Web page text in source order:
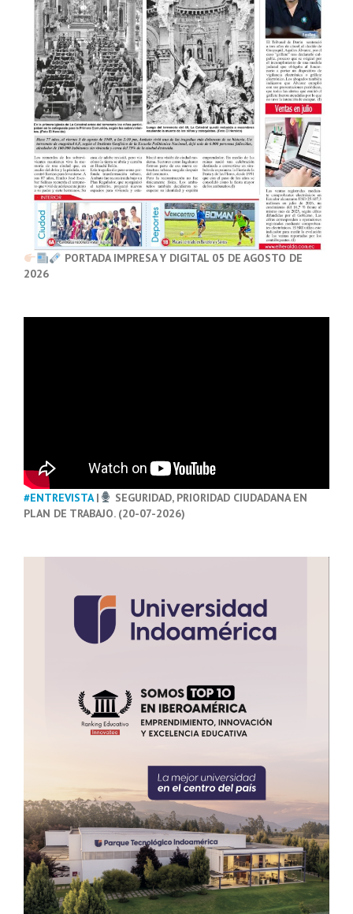
PORTADA IMPRESA Y DIGITAL 05 DE AGOSTO DE
2026
#ENTREVISTA|
SEGURIDAD, PRIORIDAD CIUDADANA EN
PLAN DE TRABAJO. (20-07-2026)